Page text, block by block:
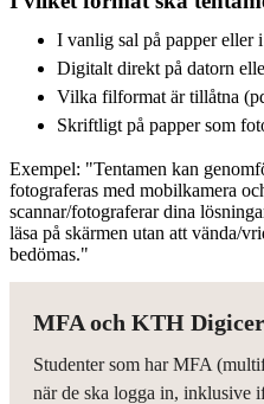
I vanlig sal på papper eller
Digitalt direkt på datorn
Vilka filformat är tillåtna
Skriftligt på papper som
Exempel: "Tentamen kan
fotograferas med mobilkamera
scannar/fotograferar dina
läsa på skärmen utan att vända/
bedömas."
MFA och KTH
Studenter som har MFA
när de ska logga in, inklusive